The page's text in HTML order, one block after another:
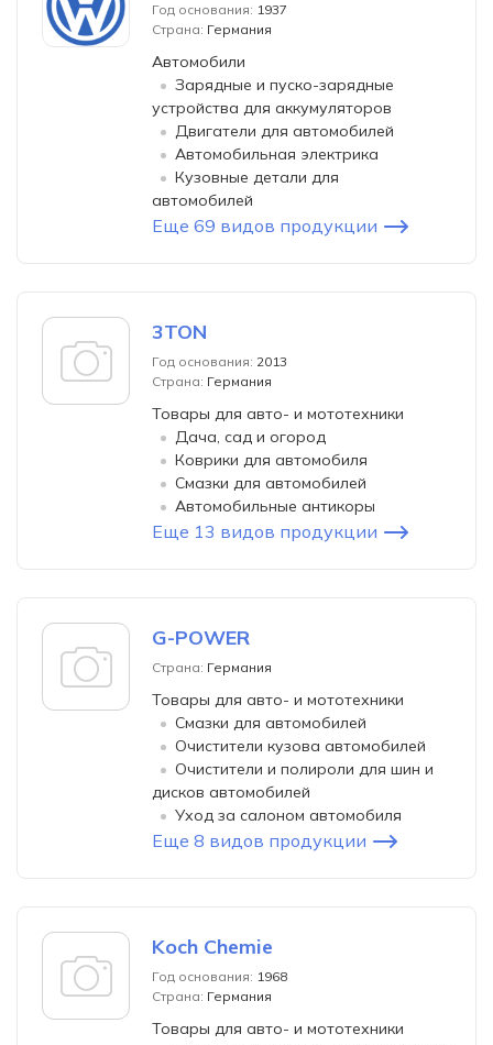
Год основания: 1937
Страна: Германия
Автомобили
Зарядные и пуско-зарядные
устройства для аккумуляторов
Двигатели для автомобилей
Автомобильная электрика
Кузовные детали для
автомобилей
Еще 69 видов продукции
3TON
Год основания: 2013
Страна: Германия
Товары для авто- и мототехники
Дача, сад и огород
Коврики для автомобиля
Смазки для автомобилей
Автомобильные антикоры
Еще 13 видов продукции
G-POWER
Страна: Германия
Товары для авто- и мототехники
Смазки для автомобилей
Очистители кузова автомобилей
Очистители и полироли для шин и
дисков автомобилей
Уход за салоном автомобиля
Еще 8 видов продукции
Koch Chemie
Год основания: 1968
Страна: Германия
Товары для авто- и мототехники